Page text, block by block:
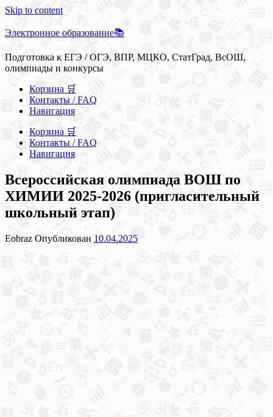
Skip to content
Электронное образование📚
Подготовка к ЕГЭ / ОГЭ, ВПР, МЦКО, СтатГрад, ВсОШ,
олимпиады и конкурсы
Корзина 🛒
Контакты / FAQ
Навигация
Корзина 🛒
Контакты / FAQ
Навигация
Всероссийская олимпиада ВОШ по
ХИМИИ 2025-2026 (пригласительный
школьный этап)
Eobraz Опубликован 10.04.2025